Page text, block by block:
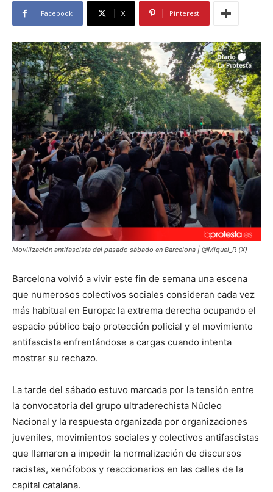
Facebook X Pinterest
Movilización antifascista del pasado sábado en Barcelona | @Miquel_R (X)
Barcelona volvió a vivir este fin de semana una escena
que numerosos colectivos sociales consideran cada vez
más habitual en Europa: la extrema derecha ocupando el
espacio público bajo protección policial y el movimiento
antifascista enfrentándose a cargas cuando intenta
mostrar su rechazo.
La tarde del sábado estuvo marcada por la tensión entre
la convocatoria del grupo ultraderechista Núcleo
Nacional y la respuesta organizada por organizaciones
juveniles, movimientos sociales y colectivos antifascistas
que llamaron a impedir la normalización de discursos
racistas, xenófobos y reaccionarios en las calles de la
capital catalana.